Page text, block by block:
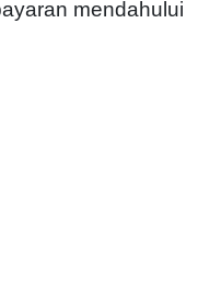
mendahului